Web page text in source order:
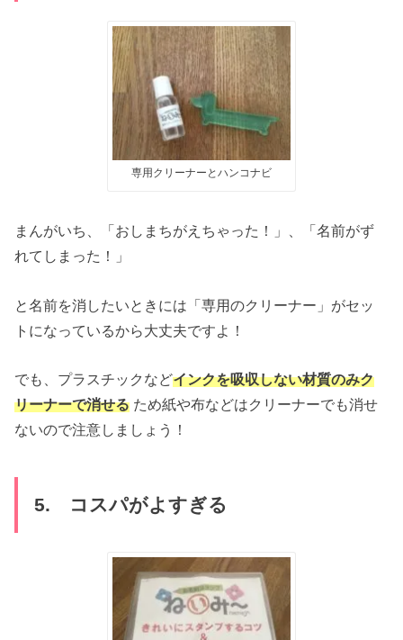
専用クリーナーとハンコナビ
まんがいち、「おしまちがえちゃった！」、「名前がず
れてしまった！」
と名前を消したいときには「専用のクリーナー」がセッ
トになっているから大丈夫ですよ！
でも、プラスチックなどインクを吸収しない材質のみク
リーナーで消せる ため紙や布などはクリーナーでも消せ
ないので注意しましょう！
5. コスパがよすぎる